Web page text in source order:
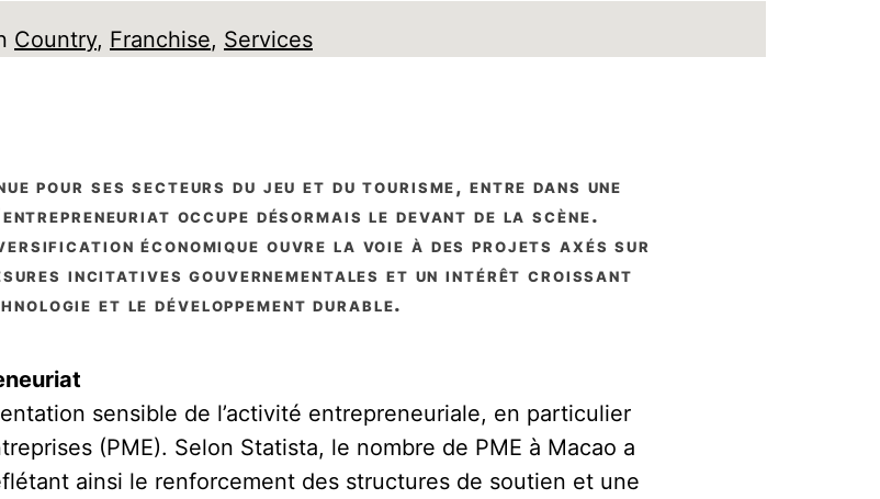
Country, Franchise, Services
occupe désormais le devant de la scène.
économique ouvre la voie à des projets axés sur
incitatives gouvernementales et un intérêt croissant
et le développement durable.
sensible de l’activité entrepreneuriale, en particulier
(PME). Selon Statista, le nombre de PME à Macao a
ainsi le renforcement des structures de soutien et une